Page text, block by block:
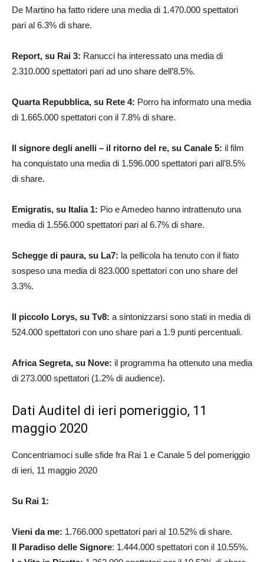
De Martino ha fatto ridere una media di 1.470.000 spettatori
pari al 6.3% di share.
Report, su Rai 3: Ranucci ha interessato una media di
2.310.000 spettatori pari ad uno share dell’8.5%.
Quarta Repubblica, su Rete 4: Porro ha informato una media
di 1.665.000 spettatori con il 7.8% di share.
Il signore degli anelli – il ritorno del re, su Canale 5: il film
ha conquistato una media di 1.596.000 spettatori pari all’8.5%
di share.
Emigratis, su Italia 1: Pio e Amedeo hanno intrattenuto una
media di 1.556.000 spettatori pari al 6.7% di share.
Schegge di paura, su La7: la pellicola ha tenuto con il fiato
sospeso una media di 823.000 spettatori con uno share del
3.3%.
Il piccolo Lorys, su Tv8: a sintonizzarsi sono stati in media di
524.000 spettatori con uno share pari a 1.9 punti percentuali.
Africa Segreta, su Nove: il programma ha ottenuto una media
di 273.000 spettatori (1.2% di audience).
Dati Auditel di ieri pomeriggio, 11
maggio 2020
Concentriamoci sulle sfide fra Rai 1 e Canale 5 del pomeriggio
di ieri, 11 maggio 2020
Su Rai 1:
Vieni da me: 1.766.000 spettatori pari al 10.52% di share.
Il Paradiso delle Signore: 1.444.000 spettatori con il 10.55%.